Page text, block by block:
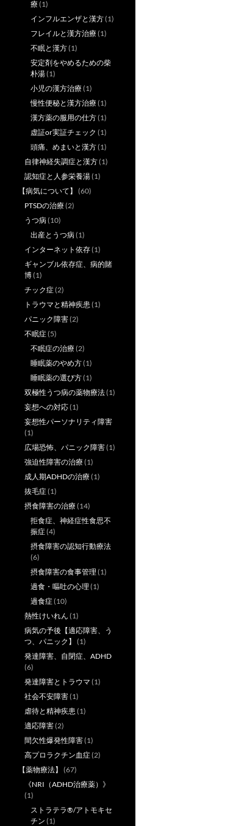
療(1)
インフルエンザと漢方(1)
フレイルと漢方治療(1)
不眠と漢方(1)
安定剤をやめるための柴
朴湯(1)
小児の漢方治療(1)
慢性便秘と漢方治療(1)
漢方薬の服用の仕方(1)
虚証or実証チェック (1)
頭痛、めまいと漢方(1)
自律神経失調症と漢方(1)
認知症と人参栄養湯(1)
【病気について】
(60)
PTSDの治療(2)
うつ病(10)
出産とうつ病(1)
インターネット依存(1)
ギャンブル依存症、病的賭
博(1)
チック症(2)
トラウマと精神疾患 (1)
パニック障害(2)
不眠症(5)
不眠症の治療(2)
睡眠薬のやめ方(1)
睡眠薬の選び方(1)
双極性うつ病の薬物療法(1)
妄想への対応(1)
妄想性パーソナリティ障害
(1)
広場恐怖、パニック障害(1)
強迫性障害の治療(1)
成人期ADHDの治療(1)
抜毛症(1)
摂食障害の治療(14)
拒食症、神経症性食思不
振症(4)
摂食障害の認知行動療法
(6)
摂食障害の食事管理 (1)
過食・嘔吐の心理 (1)
過食症(10)
熱性けいれん (1)
病気の予後【適応障害、う
つ、パニック】
(1)
発達障害、自閉症、ADHD
(6)
発達障害とトラウマ (1)
社会不安障害(1)
虐待と精神疾患 (1)
適応障害(2)
間欠性爆発性障害(1)
高プロラクチン血症(2)
【薬物療法】
(67)
《NRI（ADHD治療薬）》
(1)
ストラテラ®/アトモキセ
チン (1)